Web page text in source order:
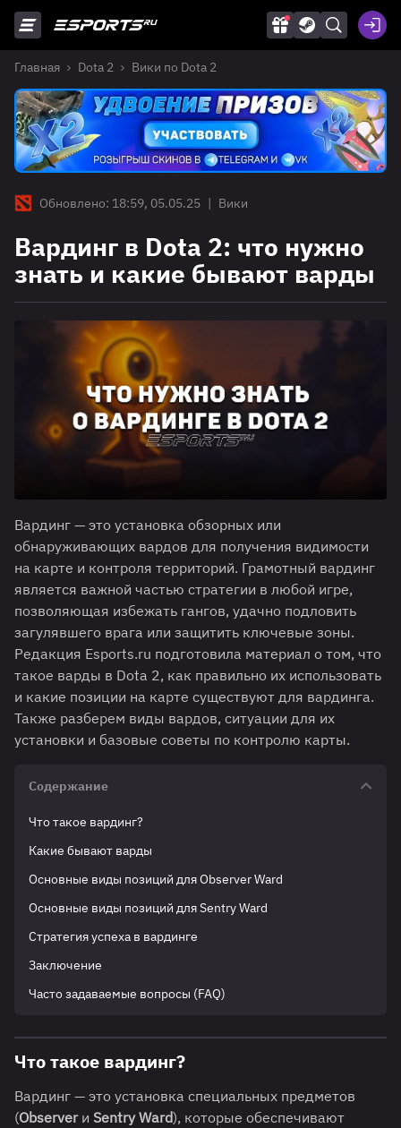
Главная Dota 2 Вики по Dota 2
Обновлено: 18:59, 05.05.25 | Вики
Вардинг в Dota 2: что нужно
знать и какие бывают варды
Вардинг — это установка обзорных или
обнаруживающих вардов для получения видимости
на карте и контроля территорий. Грамотный вардинг
является важной частью стратегии в любой игре,
позволяющая избежать гангов, удачно подловить
загулявшего врага или защитить ключевые зоны.
Редакция Esports.ru подготовила материал о том, что
такое варды в Dota 2, как правильно их использовать
и какие позиции на карте существуют для вардинга.
Также разберем виды вардов, ситуации для их
установки и базовые советы по контролю карты.
Содержание
Что такое вардинг?
Какие бывают варды
Основные виды позиций для Observer Ward
Основные виды позиций для Sentry Ward
Стратегия успеха в вардинге
Заключение
Часто задаваемые вопросы (FAQ)
Что такое вардинг?
Вардинг — это установка специальных предметов
(Observer и Sentry Ward), которые обеспечивают